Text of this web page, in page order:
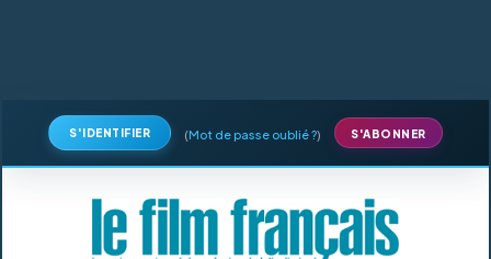
S'IDENTIFIER (Mot de passe oublié ?) S'ABONNER